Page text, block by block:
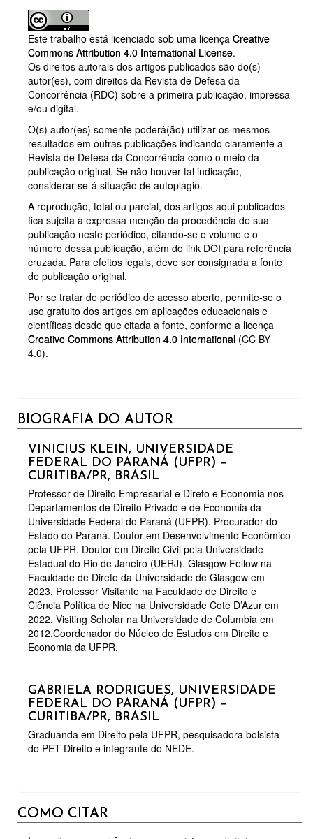
Este trabalho está licenciado sob uma licença Creative
Commons Attribution 4.0 International License.
Os direitos autorais dos artigos publicados são do(s)
autor(es), com direitos da Revista de Defesa da
Concorrência (RDC) sobre a primeira publicação, impressa
e/ou digital.
O(s) autor(es) somente poderá(ão) utilizar os mesmos
resultados em outras publicações indicando claramente a
Revista de Defesa da Concorrência como o meio da
publicação original. Se não houver tal indicação,
considerar-se-á situação de autoplágio.
A reprodução, total ou parcial, dos artigos aqui publicados
fica sujeita à expressa menção da procedência de sua
publicação neste periódico, citando-se o volume e o
número dessa publicação, além do link DOI para referência
cruzada. Para efeitos legais, deve ser consignada a fonte
de publicação original.
Por se tratar de periódico de acesso aberto, permite-se o
uso gratuito dos artigos em aplicações educacionais e
científicas desde que citada a fonte, conforme a licença
Creative Commons Attribution 4.0 International (CC BY
4.0).
BIOGRAFIA DO AUTOR
VINICIUS KLEIN, UNIVERSIDADE
FEDERAL DO PARANÁ (UFPR) –
CURITIBA/PR, BRASIL
Professor de Direito Empresarial e Direto e Economia nos
Departamentos de Direito Privado e de Economia da
Universidade Federal do Paraná (UFPR). Procurador do
Estado do Paraná. Doutor em Desenvolvimento Econômico
pela UFPR. Doutor em Direito Civil pela Universidade
Estadual do Rio de Janeiro (UERJ). Glasgow Fellow na
Faculdade de Direto da Universidade de Glasgow em
2023. Professor Visitante na Faculdade de Direito e
Ciência Política de Nice na Universidade Cote D’Azur em
2022. Visiting Scholar na Universidade de Columbia em
2012.Coordenador do Núcleo de Estudos em Direito e
Economia da UFPR.
GABRIELA RODRIGUES, UNIVERSIDADE
FEDERAL DO PARANÁ (UFPR) –
CURITIBA/PR, BRASIL
Graduanda em Direito pela UFPR, pesquisadora bolsista
do PET Direito e integrante do NEDE.
COMO CITAR